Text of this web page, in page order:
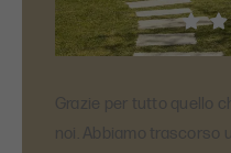
Grazie per tutto quello
noi. Abbiamo trascorso